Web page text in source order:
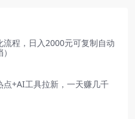
程，日入2000元可复制自动
点+AI工具拉新，一天赚几千